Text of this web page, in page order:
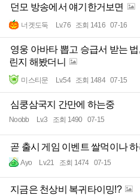
던모 방송에서 얘기한거보면
너겟도둑 Lv.76 조회 1416 07-16
영웅 아바타 뽑고 승급서 받는
린지 해봤더니
미스티문 Lv.54 조회 1484 07-15
심쿵삼국지 간만에 하는중
Noobb Lv.3 조회 1490 07-15
곧 출시 게임 이벤트 쌀먹이나
Ayo Lv.21 조회 1474 07-15
지금은 천상비 복귀타이밍!?